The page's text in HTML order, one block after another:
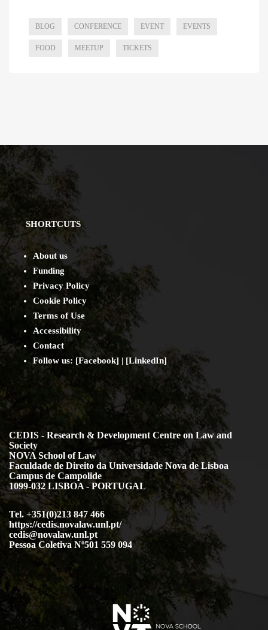
BLOG CONFERENCE EVENT EVENTS
FOOD MEETUP TICKETS
SHORTCUTS
About us
Funding
Privacy Policy
Cookie Policy
Terms of Use
Accessibility
Contact
Follow us: [Facebook] | [LinkedIn]
CEDIS - Research & Development Centre on Law and
Society
NOVA School of Law
Faculdade de Direito da Universidade Nova de Lisboa
Campus de Campolide
1099-032 LISBOA - PORTUGAL
Tel. +351(0)213 847 466
https://cedis.novalaw.unl.pt/
cedis@novalaw.unl.pt
Pessoa Coletiva Nº501 559 094